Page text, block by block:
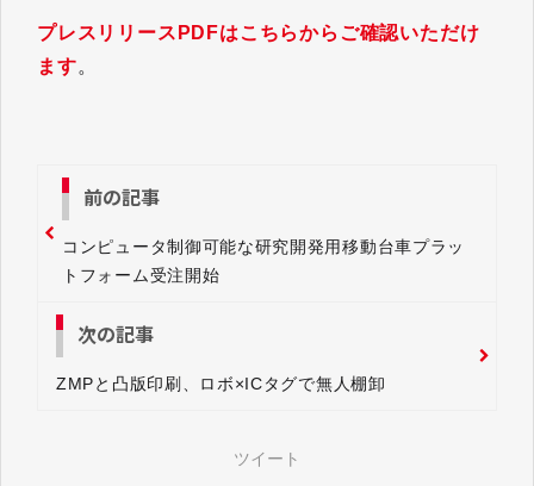
プレスリリースPDFはこちらからご確認いただけ
ます。
前の記事
コンピュータ制御可能な研究開発用移動台車プラッ
トフォーム受注開始
次の記事
ZMPと凸版印刷、ロボ×ICタグで無人棚卸
ツイート